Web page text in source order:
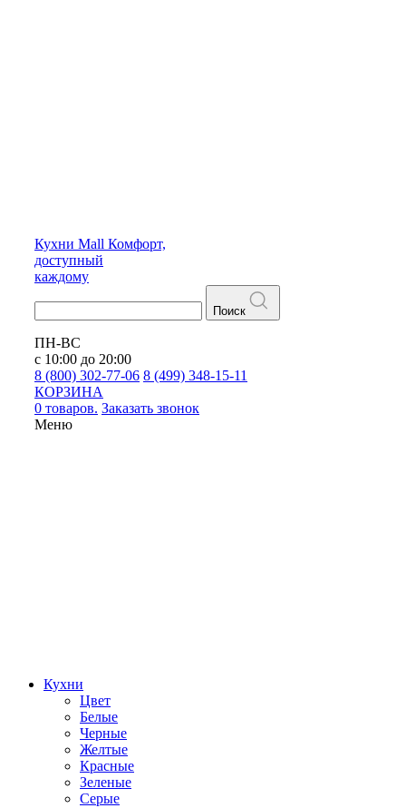
Кухни Mall Комфорт,
доступный
каждому
Поиск
ПН-ВС
с 10:00 до 20:00
8 (800) 302-77-06 8 (499) 348-15-11
КОРЗИНА
0 товаров. Заказать звонок
Меню
Кухни
Цвет
Белые
Черные
Желтые
Красные
Зеленые
Серые